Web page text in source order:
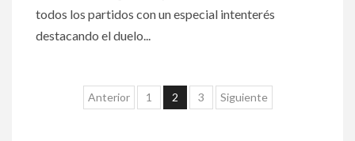
todos los partidos con un especial intenterés
destacando el duelo...
Anterior 1 2 3 Siguiente